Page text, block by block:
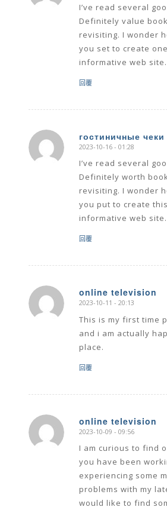
I’ve read several
Definitely value
revisiting. I wonder
you set to create
informative web site.
回覆
гостиничные
says:
2023-10-16 - 01:28
I’ve read several
Definitely worth
revisiting. I wonder
you put to create
informative web site.
回覆
online television
says:
2023-10-11 - 20:13
This is my first time
and i am actually
place.
回覆
online television
says:
2023-10-09 - 09:56
I am curious to find
you have been
experiencing some
problems with my
would like to find